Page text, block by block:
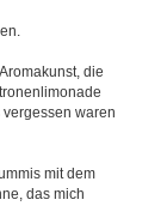
die
waren
mit dem
das mich